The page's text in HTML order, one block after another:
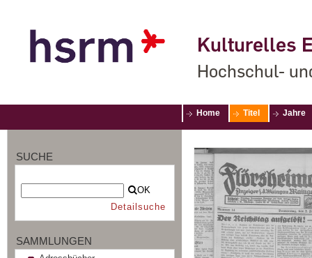
Kulturelles
Hochschul-
Home Titel Jahre
SUCHE
OK
Detailsuche
SAMMLUNGEN